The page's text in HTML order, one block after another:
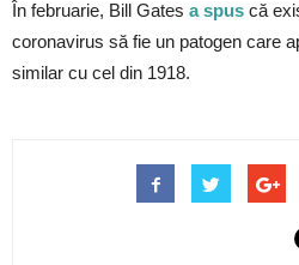
În februarie, Bill Gates a spus că
coronavirus să fie un patogen care
similar cu cel din 1918.